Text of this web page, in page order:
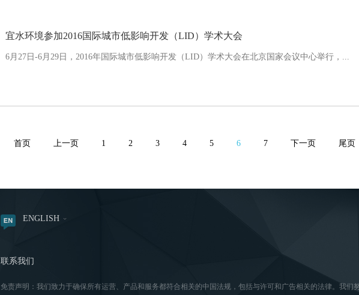
宜水环境参加2016国际城市低影响开发（LID）学术大会
6月27日-6月29日，2016年国际城市低影响开发（LID）学术大会在北京国家会议中心举行，...
首页 上一页 1 2 3 4 5 6 7 下一页 尾页
ENGLISH
联系我们
免责声明：我们致力于确保所有运营、产品和服务都符合相关的中国法规，包括与许可和广告相关的法律。我们